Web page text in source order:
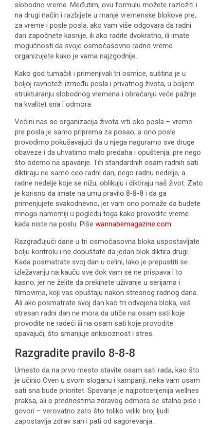
slobodno vreme. Međutim, ovu formulu možete razložiti i
na drugi način i razbijete u manje vremenske blokove pre,
za vreme i posle posla, ako vam više odgovara da radni
dan započnete kasnije, ili ako radite dvokratno, ili imate
mogućnosti da svoje osmočasovno radno vreme
organizujete kako je vama najzgodnije.
Kako god tumačili i primenjivali tri osmice, suština je u
boljoj ravnoteži između posla i privatnog života, u boljem
struktuiranju slobodnog vremena i obraćanju veće pažnje
na kvalitet sna i odmora.
Većini nas se organizacija života vrti oko posla – vreme
pre posla je samo priprema za posao, a ono posle
provodimo pokušavajući da u njega naguramo sve druge
obaveze i da uhvatimo malo predaha i opuštenja, pre nego
što odemo na spavanje. Tih standardnih osam radnih sati
diktiraju ne samo ceo radni dan, nego radnu nedelje, a
radne nedelje koje se nižu, oblikuju i diktiraju naš život. Zato
je korisno da imate na umu pravilo 8-8-8 i da ga
primenjujete svakodnevno, jer vam ono pomaže da budete
mnogo namerniji u pogledu toga kako provodite vreme
kada niste na poslu. Piše wannabemagazine.com
Razgrađujući dane u tri osmočasovna bloka uspostavljate
bolju kontrolu i ne dopuštate da jedan blok diktira drugi.
Kada posmatrate svoj dan u celini, lako je prepustiti se
izležavanju na kauču sve dok vam se ne prispava i to
kasno, jer ne želite da prekinete uživanje u serijama i
filmovima, koji vas opuštaju nakon stresnog radnog dana.
Ali ako posmatrate svoj dan kao tri odvojena bloka, vaš
stresan radni dan ne mora da utiče na osam sati koje
provodite ne radeći ili na osam sati koje provodite
spavajući, što smanjuje anksioznost i stres.
Razgradite pravilo 8-8-8
Umesto da na prvo mesto stavite osam sati rada, kao što
je učinio Oven u svom sloganu i kampanji, neka vam osam
sati sna bude prioritet. Spavanje je najpotcenjenija wellnes
praksa, ali o prednostima zdravog odmora se stalno piše i
govori – verovatno zato što toliko veliki broj ljudi
zapostavlja zdrav san i pati od sagorevanja.